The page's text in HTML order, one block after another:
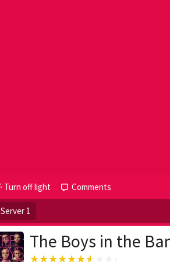
Turn off light Comments
Server 1
The Boys in the